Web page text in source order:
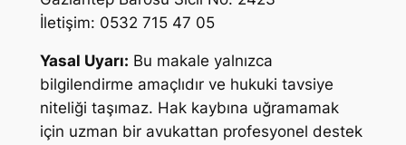
İletişim: 0532 715 47 05
Yasal Uyarı: Bu makale yalnızca
bilgilendirme amaçlıdır ve hukuki tavsiye
niteliği taşımaz. Hak kaybına uğramamak
için uzman bir avukattan profesyonel destek